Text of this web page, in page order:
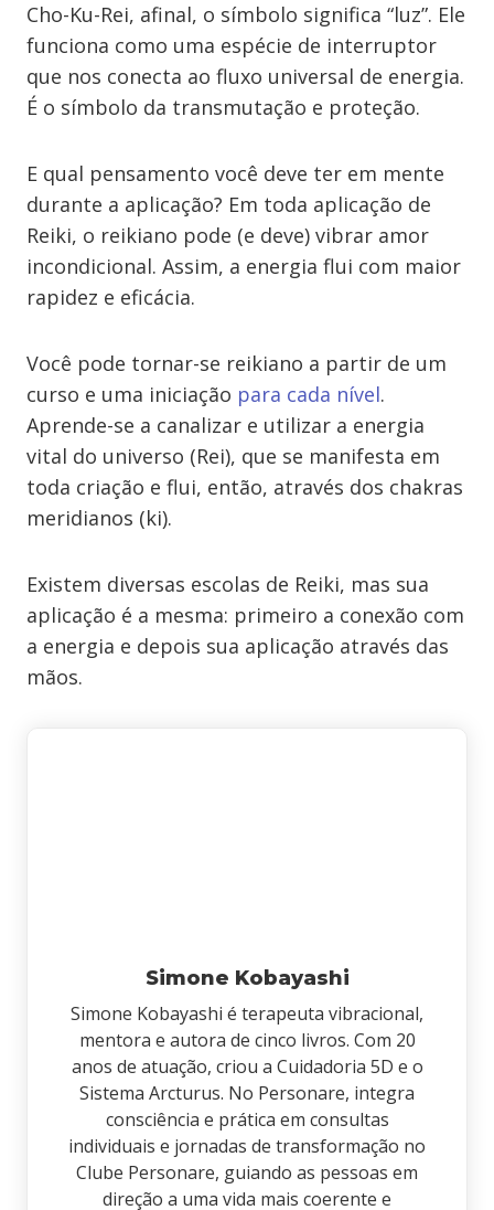
Cho-Ku-Rei, afinal, o símbolo significa “luz”. Ele
funciona como uma espécie de interruptor
que nos conecta ao fluxo universal de energia.
É o símbolo da transmutação e proteção.
E qual pensamento você deve ter em mente
durante a aplicação? Em toda aplicação de
Reiki, o reikiano pode (e deve) vibrar amor
incondicional. Assim, a energia flui com maior
rapidez e eficácia.
Você pode tornar-se reikiano a partir de um
curso e uma iniciação para cada nível.
Aprende-se a canalizar e utilizar a energia
vital do universo (Rei), que se manifesta em
toda criação e flui, então, através dos chakras
meridianos (ki).
Existem diversas escolas de Reiki, mas sua
aplicação é a mesma: primeiro a conexão com
a energia e depois sua aplicação através das
mãos.
Simone Kobayashi
Simone Kobayashi é terapeuta vibracional,
mentora e autora de cinco livros. Com 20
anos de atuação, criou a Cuidadoria 5D e o
Sistema Arcturus. No Personare, integra
consciência e prática em consultas
individuais e jornadas de transformação no
Clube Personare, guiando as pessoas em
direção a uma vida mais coerente e